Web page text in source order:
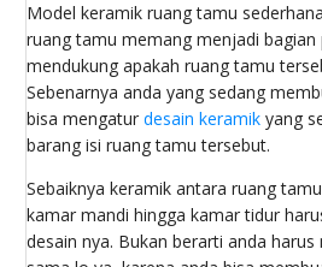
Model keramik ruang tamu
ruang tamu memang menjadi bagian
mendukung apakah ruang tamu
Sebenarnya anda yang sedang
bisa mengaturdesain keramik yang
barang isi ruang tamu tersebut.
Sebaiknya keramik antara ruang
kamar mandi hingga kamar tidur
desain nya. Bukan berarti anda